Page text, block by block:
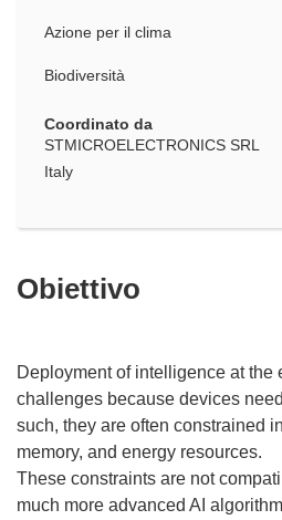
Azione per il clima
Biodiversità
Coordinato da
STMICROELECTRONICS SRL
Italy
Obiettivo
Deployment of intelligence at the
challenges because devices
such, they are often constrained
memory, and energy resources.
These constraints are not
much more advanced AI